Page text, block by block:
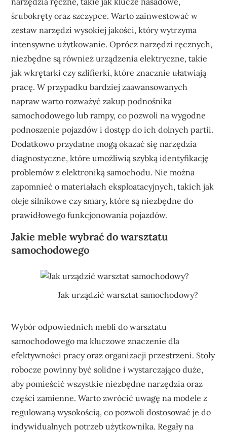
śrubokręty oraz szczypce. Warto zainwestować w
zestaw narzędzi wysokiej jakości, który wytrzyma
intensywne użytkowanie. Oprócz narzędzi ręcznych,
niezbędne są również urządzenia elektryczne, takie
jak wkrętarki czy szlifierki, które znacznie ułatwiają
pracę. W przypadku bardziej zaawansowanych
napraw warto rozważyć zakup podnośnika
samochodowego lub rampy, co pozwoli na wygodne
podnoszenie pojazdów i dostęp do ich dolnych partii.
Dodatkowo przydatne mogą okazać się narzędzia
diagnostyczne, które umożliwią szybką identyfikację
problemów z elektroniką samochodu. Nie można
zapomnieć o materiałach eksploatacyjnych, takich jak
oleje silnikowe czy smary, które są niezbędne do
prawidłowego funkcjonowania pojazdów.
Jakie meble wybrać do warsztatu
samochodowego
Jak urządzić warsztat samochodowy?
Wybór odpowiednich mebli do warsztatu
samochodowego ma kluczowe znaczenie dla
efektywności pracy oraz organizacji przestrzeni. Stoły
robocze powinny być solidne i wystarczająco duże,
aby pomieścić wszystkie niezbędne narzędzia oraz
części zamienne. Warto zwrócić uwagę na modele z
regulowaną wysokością, co pozwoli dostosować je do
indywidualnych potrzeb użytkownika. Regały na